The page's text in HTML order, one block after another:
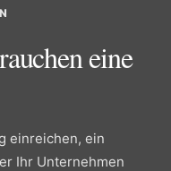
eine
einreichen, ein
Ihr Unternehmen